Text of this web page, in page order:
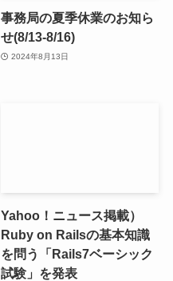
事務局の夏季休業のお知ら
せ(8/13-8/16)
2024年8月13日
Yahoo！ニュース掲載）
Ruby on Railsの基本知識
を問う「Rails7ベーシック
試験」を発表